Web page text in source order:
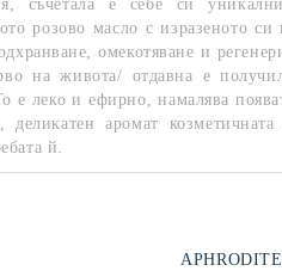
съчетала е себе си
масло с изразеното си
омекотяване и
на живота/ отдавна е
е леко и ефирно, намалява
деликатен аромат
й.
APHRODITE